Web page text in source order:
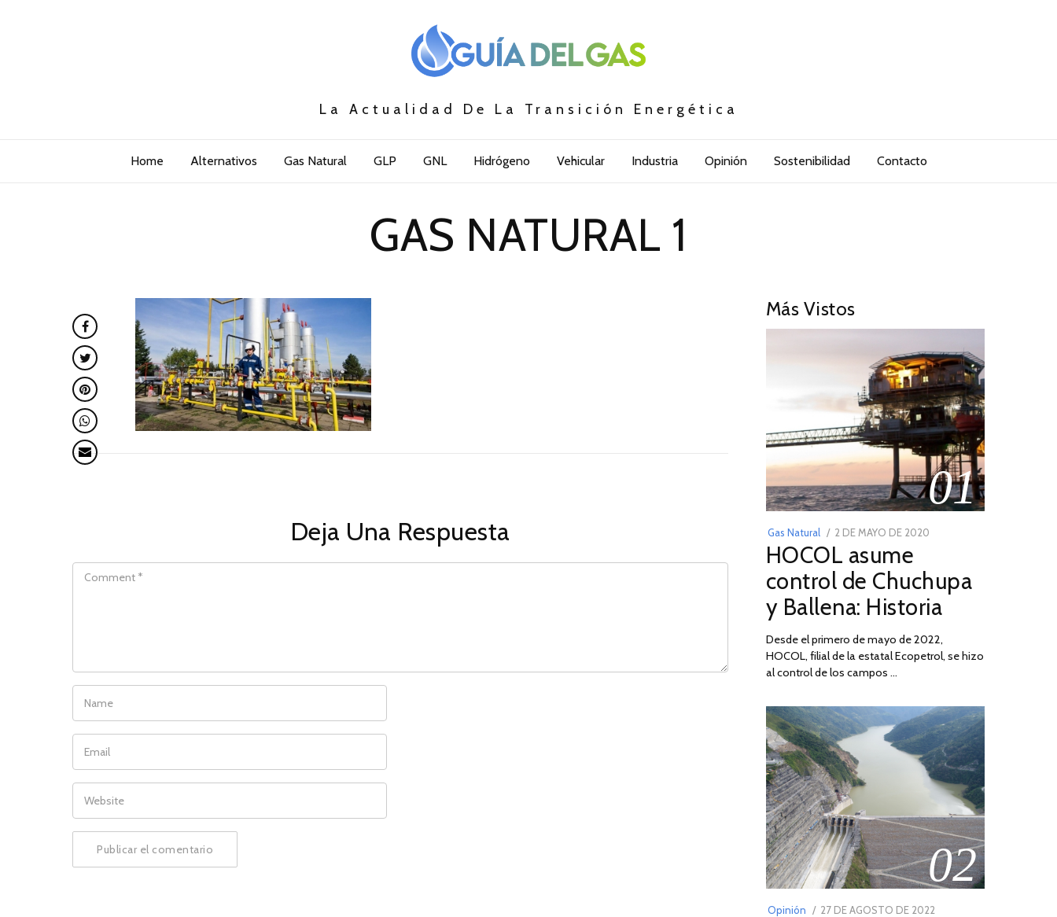
La Actualidad De La Transición Energética
Home Alternativos Gas Natural GLP GNL Hidrógeno Vehicular Industria Opinión Sostenibilidad Contacto
GAS NATURAL 1
Deja Una Respuesta
Más Vistos
01
Gas Natural
POSTED
ON
2 DE MAYO DE 2020
DE
2026
HOCOL asume
control de Chuchupa
y Ballena: Historia
Desde el primero de mayo de 2022,
HOCOL, filial de la estatal Ecopetrol, se hizo
al control de los campos …
02
Opinión
POSTED
27 DE AGOSTO DE 2022